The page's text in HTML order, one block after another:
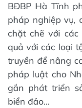
BĐBP Hà Tĩnh
pháp nghiệp vụ,
chặt chẽ với
quả với các loại
truyền để nâng
pháp luật cho
gắn phát triển
biển đảo…